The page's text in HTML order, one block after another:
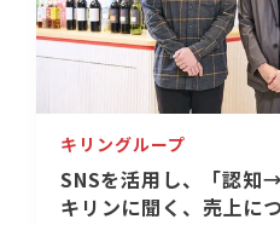
キリングループ
SNSを活用し、「認知
キリンに聞く、売上に